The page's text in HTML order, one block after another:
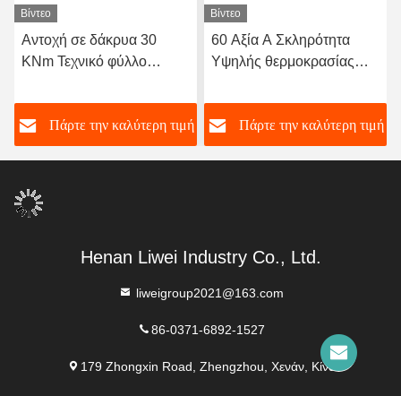
Βίντεο
Αντοχή σε δάκρυα 30
KNm Τεχνικό φύλλο
γήρανση Μεγέθη 1-50mm
X 06-2m X 1-20m Ιδανικό
για βαριές βιομηχανικές
Πάρτε την καλύτερη τιμή
Βίντεο
60 Αξία Α Σκληρότητα
Υψηλής θερμοκρασίας
εξαιρετική αντοχή Ιδανικό
για θερμικές σφραγίδες
και μόνωση
Πάρτε την καλύτερη τιμή
Henan Liwei Industry Co., Ltd.
liweigroup2021@163.com
86-0371-6892-1527
179 Zhongxin Road, Zhengzhou, Χενάν, Κίνα